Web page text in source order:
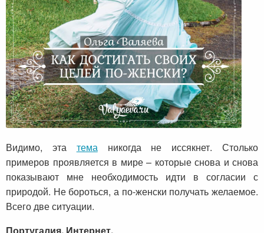
Видимо, эта теманикогда не иссякнет. Столько
примеров проявляется в мире – которые снова и снова
показывают мне необходимость идти в согласии с
природой. Не бороться, а по-женски получать желаемое.
Всего две ситуации.